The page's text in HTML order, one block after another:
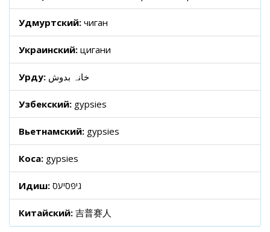
Удмуртский: чиган
Украинский: цигани
Урду: خانہ بدوش
Узбекский: gypsies
Вьетнамский: gypsies
Коса: gypsies
Идиш: גיפּסיעס
Китайский: 吉普赛人